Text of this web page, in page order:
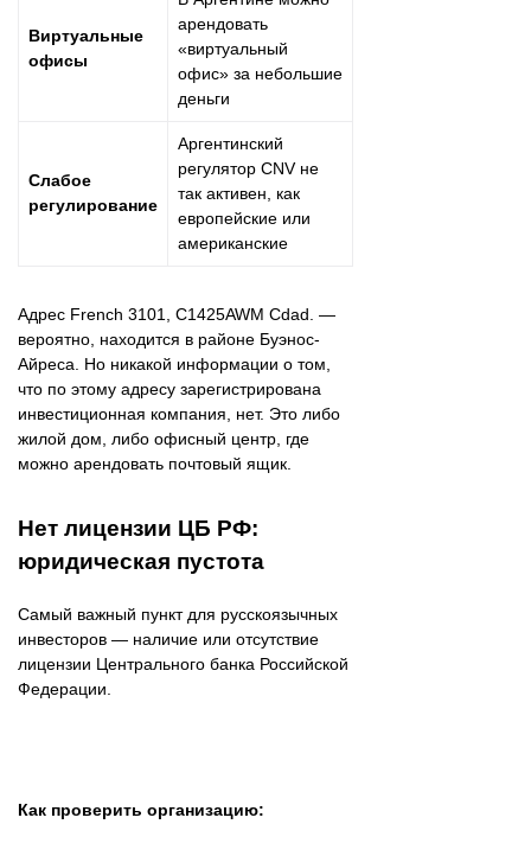
Виртуальные
офисы
арендовать
«виртуальный
офис» за небольшие
деньги
Слабое
регулирование
Аргентинский
регулятор CNV не
так активен, как
европейские или
американские
Адрес French 3101, C1425AWM Cdad. —
вероятно, находится в районе Буэнос-
Айреса. Но никакой информации о том,
что по этому адресу зарегистрирована
инвестиционная компания, нет. Это либо
жилой дом, либо офисный центр, где
можно арендовать почтовый ящик.
Нет лицензии ЦБ РФ:
юридическая пустота
Самый важный пункт для русскоязычных
инвесторов — наличие или отсутствие
лицензии Центрального банка Российской
Федерации.
Как проверить организацию: